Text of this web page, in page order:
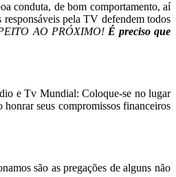
conduta, de bom comportamento,aí
responsáveis pela TV defendem todos
AO PRÓXIMO! É precisoque
e Tv Mundial: Coloque-se no lugar
honrar seus compromissos financeiros
são as pregações dealguns não